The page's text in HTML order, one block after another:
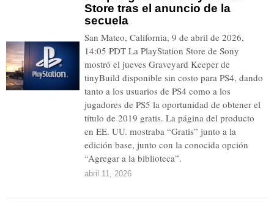
Store tras el anuncio de la
secuela
San Mateo, California, 9 de abril de 2026,
14:05 PDT La PlayStation Store de Sony
mostró el jueves Graveyard Keeper de
tinyBuild disponible sin costo para PS4, dando
tanto a los usuarios de PS4 como a los
jugadores de PS5 la oportunidad de obtener el
título de 2019 gratis. La página del producto
en EE. UU. mostraba “Gratis” junto a la
edición base, junto con la conocida opción
“Agregar a la biblioteca”.
abril 11, 2026